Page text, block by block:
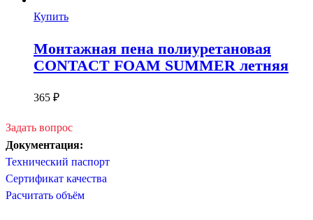
Купить
Монтажная пена полиуретановая
CONTACT FOAM SUMMER летняя
365 ₽
Задать вопрос
Документация:
Технический паспорт
Сертификат качества
Расчитать объём